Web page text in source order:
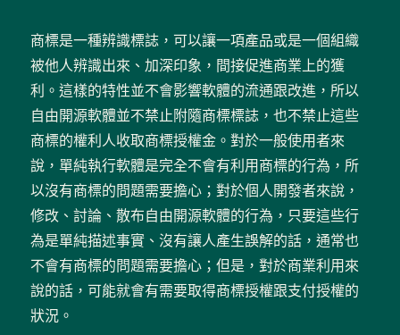
商標是一種辨識標誌，可以讓一項產品或是一個組織
被他人辨識出來、加深印象，間接促進商業上的獲
利。這樣的特性並不會影響軟體的流通跟改進，所以
自由開源軟體並不禁止附隨商標標誌，也不禁止這些
商標的權利人收取商標授權金。對於一般使用者來
說，單純執行軟體是完全不會有利用商標的行為，所
以沒有商標的問題需要擔心；對於個人開發者來說，
修改、討論、散布自由開源軟體的行為，只要這些行
為是單純描述事實、沒有讓人產生誤解的話，通常也
不會有商標的問題需要擔心；但是，對於商業利用來
說的話，可能就會有需要取得商標授權跟支付授權的
狀況。